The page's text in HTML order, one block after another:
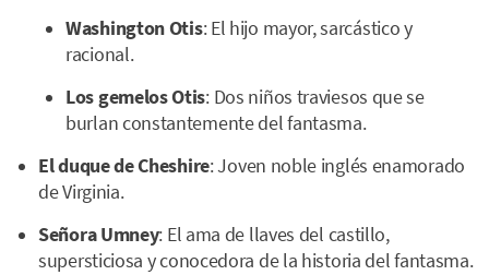
Washington Otis: El hijo mayor, sarcástico y
racional.
Los gemelos Otis: Dos niños traviesos que se
burlan constantemente del fantasma.
El duque de Cheshire: Joven noble inglés enamorado
de Virginia.
Señora Umney: El ama de llaves del castillo,
supersticiosa y conocedora de la historia del fantasma.